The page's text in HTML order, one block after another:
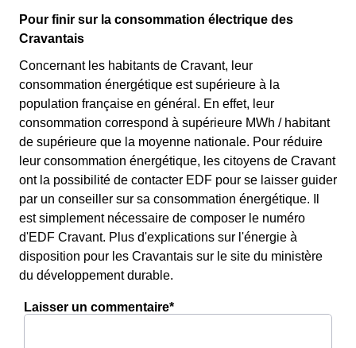
Pour finir sur la consommation électrique des
Cravantais
Concernant les habitants de Cravant, leur
consommation énergétique est supérieure à la
population française en général. En effet, leur
consommation correspond à supérieure MWh / habitant
de supérieure que la moyenne nationale. Pour réduire
leur consommation énergétique, les citoyens de Cravant
ont la possibilité de contacter EDF pour se laisser guider
par un conseiller sur sa consommation énergétique. Il
est simplement nécessaire de composer le numéro
d'EDF Cravant. Plus d'explications sur l'énergie à
disposition pour les Cravantais sur le site du ministère
du développement durable.
Laisser un commentaire*